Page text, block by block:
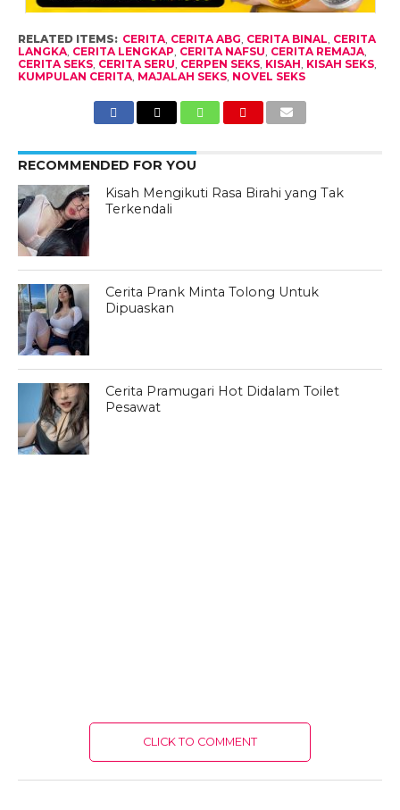
RELATED ITEMS: CERITA, CERITA ABG, CERITA BINAL, CERITA
LANGKA, CERITA LENGKAP, CERITA NAFSU, CERITA REMAJA,
CERITA SEKS, CERITA SERU, CERPEN SEKS, KISAH, KISAH SEKS,
KUMPULAN CERITA, MAJALAH SEKS, NOVEL SEKS
RECOMMENDED FOR YOU
Kisah Mengikuti Rasa Birahi yang Tak
Terkendali
Cerita Prank Minta Tolong Untuk
Dipuaskan
Cerita Pramugari Hot Didalam Toilet
Pesawat
CLICK TO COMMENT